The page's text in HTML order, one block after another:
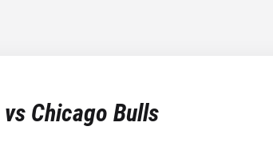
vs Chicago Bulls